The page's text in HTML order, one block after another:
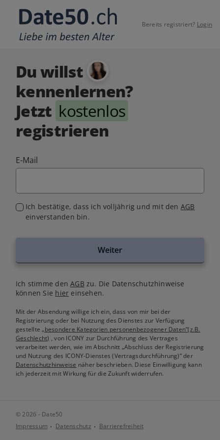
Bereits registriert? Login
Du willst
kennenlernen?
Jetzt kostenlos
registrieren
E-Mail
Ich bestätige, dass ich volljährig und mit den AGB
einverstanden bin.
Weiter
Ich stimme denAGB zu. Die Datenschutzhinweise
können Sie hier einsehen.
Mit der Absendung willige ich ein, dass von mir bei der
Registrierung oder bei Nutzung des Dienstes zur Verfügung
gestellte„besondere Kategorien personenbezogener Daten“(z.B.
Geschlecht) , von ICONY zur Durchführung des Vertrages
verarbeitet werden, wie im Abschnitt „Abschluss der Registrierung
und Nutzung des ICONY-Dienstes (Vertragsdurchführung)“ der
Datenschutzhinweise näher beschrieben. Diese Einwilligung kann
ich jederzeit mit Wirkung für die Zukunft widerrufen.
© 2026 - Date50
Impressum
Datenschutz Barrierefreiheit